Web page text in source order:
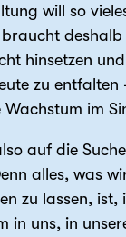
will so
deshalb
hinsetzen
zu
im
auf die
alles, was
zu lassen, ist,
in uns, in